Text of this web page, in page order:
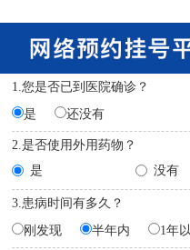
1.您是否已到医院确诊？
是
还没有
2.是否使用外用药物？
是
没有
3.患病时间有多久？
刚发现
半年内 1年